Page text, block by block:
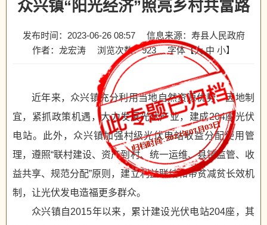
众兴镇“阳光经济”照亮乡村共富路
发布时间：2023-06-26 08:57
信息来源：寿县人民政府
作者：龙宏涛
浏览次数：923 字体【大 中 小】
近年来，众兴镇充分利用当地自然资源优势、因地制
宜，紧抓政策机遇，大力发展光伏产业，建成204座光伏
电站。此外，众兴镇加强村级光伏电站收益分配使用管
理，遵照“联村建设、资产到村、统一运维、县镇监管、收
益共享、规范分配”原则，建立利益联结和带贫减贫长效机
制，让光伏发电造福更多群众。
众兴镇自2015年以来，累计建设光伏电站204座，其